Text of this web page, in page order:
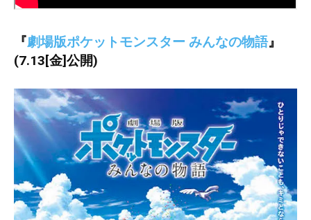
『劇場版ポケットモンスター みんなの物語』
(7.13[金]公開)